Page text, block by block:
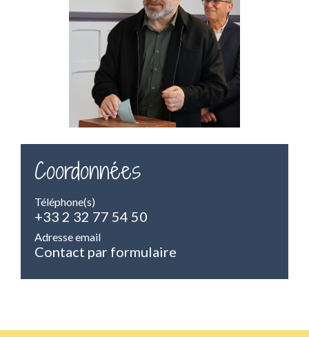
Coordonnées
Téléphone(s)
+33 2 32 77 54 50
Adresse email
Contact par formulaire